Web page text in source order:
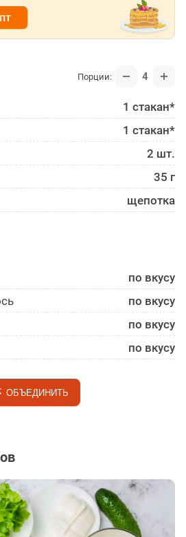
Порции: 4
1 стакан*
1 стакан*
2 шт.
35 г
щепотка
по вкусу
по вкусу
по вкусу
по вкусу
ОБЪЕДИНИТЬ